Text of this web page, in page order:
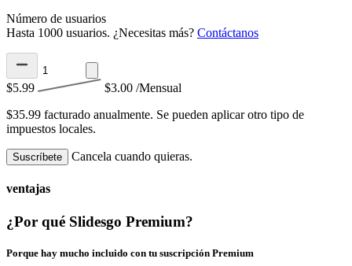
Número de usuarios
Hasta 1000 usuarios. ¿Necesitas más? Contáctanos
$5.99 $3.00 /Mensual
$35.99 facturado anualmente. Se pueden aplicar otro tipo de
impuestos locales.
Suscríbete Cancela cuando quieras.
ventajas
¿Por qué Slidesgo Premium?
Porque hay mucho incluido con tu suscripción Premium